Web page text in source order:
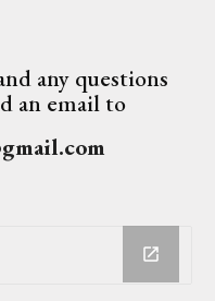
any questions
an email to